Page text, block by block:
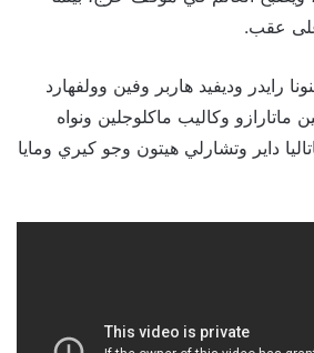
عقب.
رايدر وديفيد هاربر وفين وولفهارد
ماتارازو وكاليب ماكلوجلين ونواه
داير وتشارلي هيتون وجو كيري ومايا